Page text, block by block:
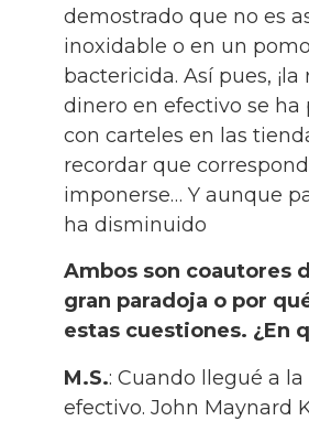
demostrado que no es
inoxidable o en un
bactericida. Así pues,
dinero en efectivo se
con carteles en las
recordar que
imponerse… Y aunque
ha disminuido
Ambos son coautores
gran paradoja o por
estas cuestiones. ¿En
M.S.: Cuando llegué a
efectivo. John Maynard